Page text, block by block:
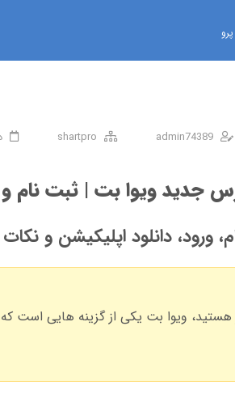
admin74389
shartpro
جدید ویوا بت | ثبت نام و
ورود، دانلود اپلیکیشن و
ویوا بت یکی از گزینه هایی است که